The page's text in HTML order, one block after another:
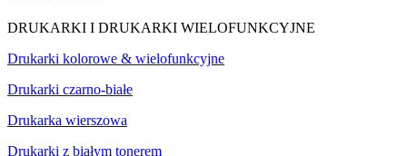
DRUKARKI I DRUKARKI WIELOFUNKCYJNE
Drukarki kolorowe & wielofunkcyjne
Drukarki czarno-białe
Drukarka wierszowa
Drukarki z białym tonerem